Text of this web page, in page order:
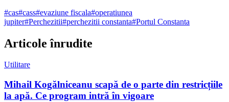
#cas#cass#evaziune fiscala#operatiunea
jupiter#Perchezitii#perchezitii constanta#Portul Constanta
Articole înrudite
Utilitare
Mihail Kogălniceanu scapă de o parte din restricțiile
la apă. Ce program intră în vigoare